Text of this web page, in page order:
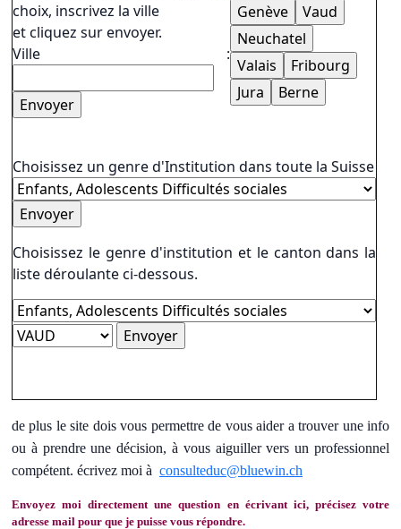
choix, inscrivez la ville
et cliquez sur envoyer.
Ville :
Choisissez un genre d'Institution dans toute la Suisse
Choisissez le genre d'institution et le canton dans la
liste déroulante ci-dessous.
de plus le site dois vous permettre de vous aider a trouver une info
ou à prendre une décision, à vous aiguiller vers un professionnel
compétent. écrivez moi à consulteduc@bluewin.ch
Envoyez moi directement une question en écrivant ici, précisez votre
adresse mail pour que je puisse vous répondre.